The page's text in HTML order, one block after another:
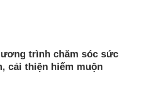
trình chăm sóc sức
cải thiện hiếm muộn